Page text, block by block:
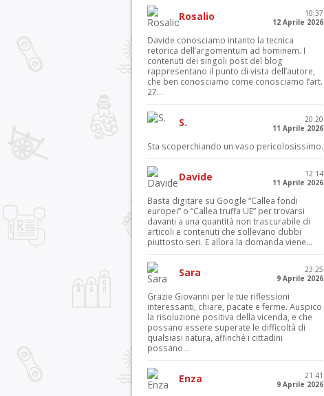
Rosalio
10:37
12 Aprile 2026
Davide conosciamo intanto la tecnica
retorica dell’argomentum ad hominem. I
contenuti dei singoli post del blog
rappresentano il punto di vista dell’autore,
che ben conosciamo come conosciamo l’art.
27...
S.
20:20
11 Aprile 2026
Sta scoperchiando un vaso pericolosissimo.
Davide
12:14
11 Aprile 2026
Basta digitare su Google “Callea fondi
europei” o “Callea truffa UE” per trovarsi
davanti a una quantità non trascurabile di
articoli e contenuti che sollevano dubbi
piuttosto seri. E allora la domanda viene...
Sara
23:25
9 Aprile 2026
Grazie Giovanni per le tue riflessioni
interessanti, chiare, pacate e ferme. Auspico
la risoluzione positiva della vicenda, e che
possano essere superate le difficoltà di
qualsiasi natura, affinché i cittadini
possano...
Enza
21:41
9 Aprile 2026